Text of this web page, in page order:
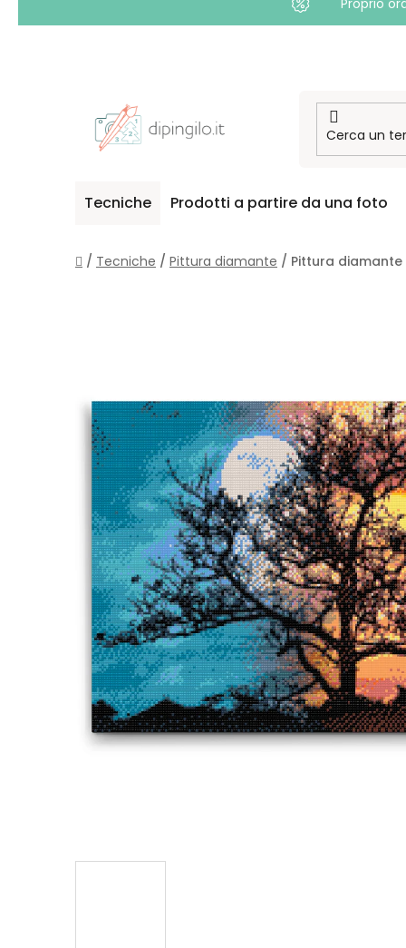
Proprio
Tecniche Prodotti a partire da una foto
Casa
/ Tecniche / Pittura diamante / Pittura diamante